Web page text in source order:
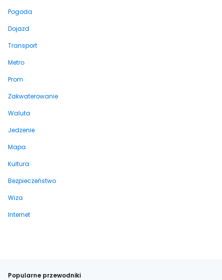
Pogoda
Dojazd
Transport
Metro
Prom
Zakwaterowanie
Waluta
Jedzenie
Mapa
Kultura
Bezpieczeństwo
Wiza
Internet
Popularne przewodniki